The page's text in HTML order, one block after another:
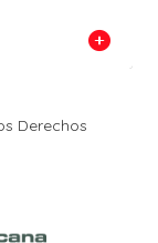
Derechos